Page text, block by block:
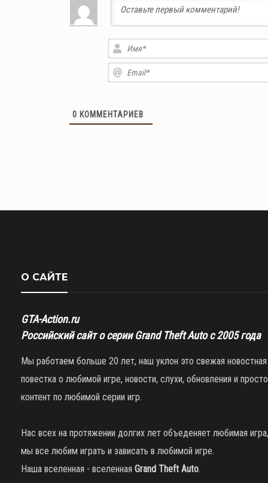
0 КОММЕНТАРИЕВ
О САЙТЕ
GTA-Action.ru
Российский сайт о серии Grand Theft Auto с 2005 года
Мы работаем больше 20 лет, наш уклон это свежая новостная
повестка о любимой игре, новости, слухи, обновления и просто
контент по любимой серии игр.
Нас всех на протяжении долгих лет объеденяет любимая игра,
мы все любим играть и зависать в любимой игре.
Наша вселенная - вселенная Grand Theft Auto.